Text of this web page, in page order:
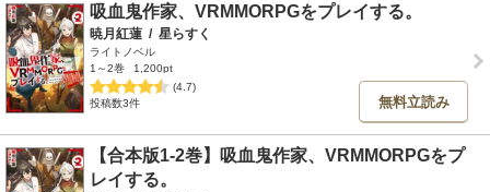
吸血鬼作家、VRMMORPGをプレイする。
暁月紅蓮 / 星らすく
ライトノベル
1～2巻
1,200pt
(4.7)
投稿数3件
無料立読み
【合本版1-2巻】吸血鬼作家、VRMMORPGをプ
レイする。